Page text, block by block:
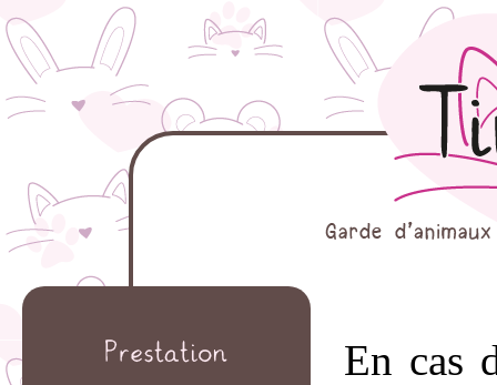
En cas